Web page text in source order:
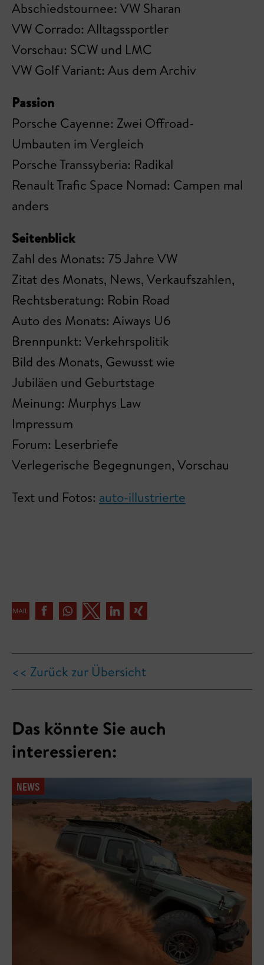
Abschiedstournee: VW Sharan
VW Corrado: Alltagssportler
Vorschau: SCW und LMC
VW Golf Variant: Aus dem Archiv
Passion
Porsche Cayenne: Zwei Offroad-
Umbauten im Vergleich
Porsche Transsyberia: Radikal
Renault Trafic Space Nomad: Campen mal
anders
Seitenblick
Zahl des Monats: 75 Jahre VW
Zitat des Monats, News, Verkaufszahlen,
Rechtsberatung: Robin Road
Auto des Monats: Aiways U6
Brennpunkt: Verkehrspolitik
Bild des Monats, Gewusst wie
Jubiläen und Geburtstage
Meinung: Murphys Law
Impressum
Forum: Leserbriefe
Verlegerische Begegnungen, Vorschau
Text und Fotos: auto-illustrierte
<< Zurück zur Übersicht
Das könnte Sie auch
interessieren:
NEWS